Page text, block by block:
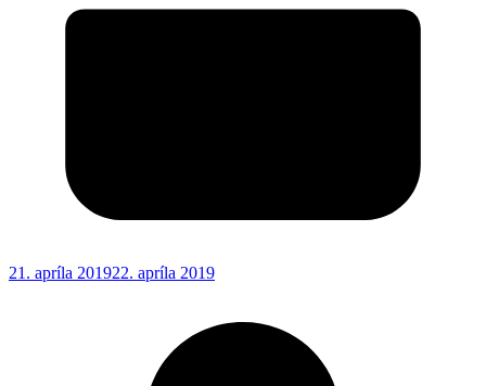
21. apríla 201922. apríla 2019